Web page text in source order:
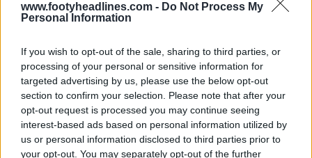
www.footyheadlines.com - Do Not Process My
Personal Information
If you wish to opt-out of the sale, sharing to third parties, or
processing of your personal or sensitive information for
targeted advertising by us, please use the below opt-out
section to confirm your selection. Please note that after your
opt-out request is processed you may continue seeing
interest-based ads based on personal information utilized by
us or personal information disclosed to third parties prior to
your opt-out. You may separately opt-out of the further